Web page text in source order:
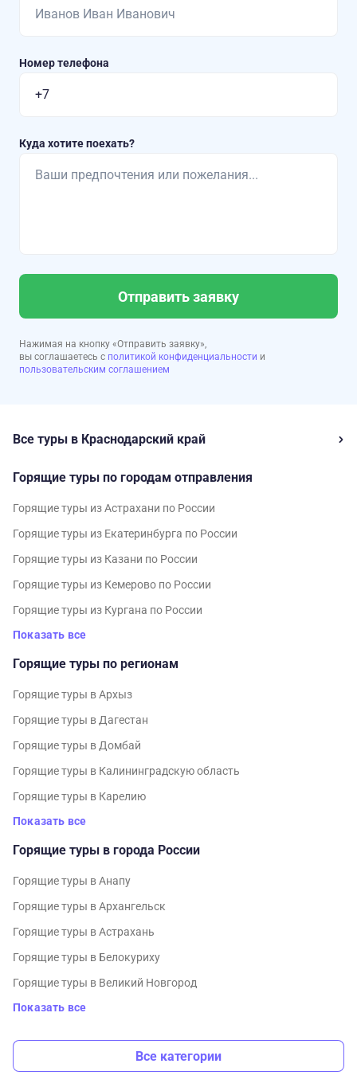
Номер телефона
Куда хотите поехать?
Отправить заявку
Нажимая на кнопку «Отправить заявку»,
вы соглашаетесь с политикой конфиденциальности и
пользовательским соглашением
Все туры в Краснодарский край
Горящие туры по городам отправления
Горящие туры из Астрахани по России
Горящие туры из Екатеринбурга по России
Горящие туры из Казани по России
Горящие туры из Кемерово по России
Горящие туры из Кургана по России
Показать все
Горящие туры по регионам
Горящие туры в Архыз
Горящие туры в Дагестан
Горящие туры в Домбай
Горящие туры в Калининградскую область
Горящие туры в Карелию
Показать все
Горящие туры в города России
Горящие туры в Анапу
Горящие туры в Архангельск
Горящие туры в Астрахань
Горящие туры в Белокуриху
Горящие туры в Великий Новгород
Показать все
Все категории